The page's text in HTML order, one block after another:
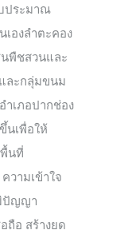
ประมาณ
องลำตะคอง
พืชสวนและ
ละกลุ่มขนม
เภอปากช่อง
นเพื่อให้
นที่
วามเข้าใจ
ปัญญา
อ สร้างยด